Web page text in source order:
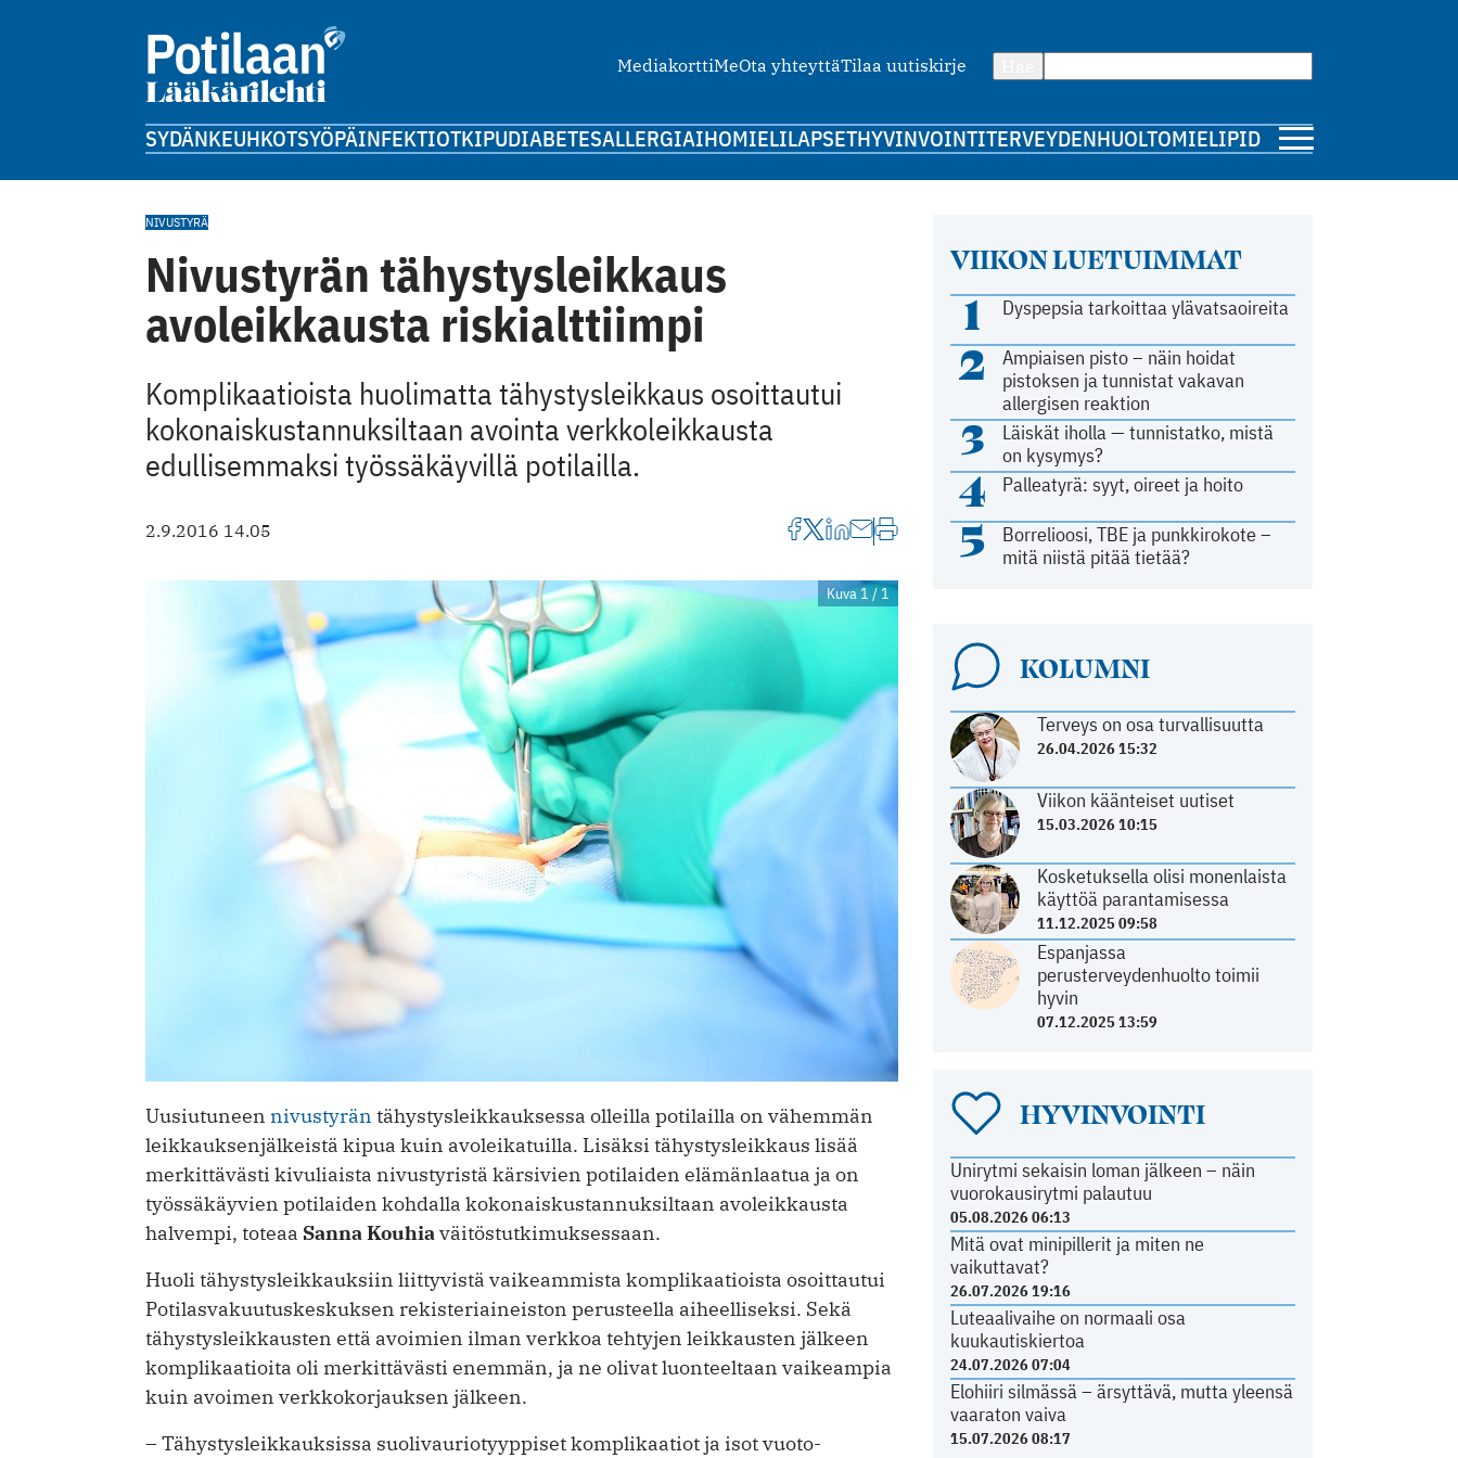
MediakorttiMeOta yhteyttäTilaa uutiskirje
SYDÄNKEUHKOTSYÖPÄINFEKTIOTKIPUDIABETESALLERGIAIHOMIELILAPSETHYVINVOINTITERVEYDENHUOLTOMIELIPIDE
VIIKON LUETUIMMAT
1 Dyspepsia tarkoittaa ylävatsaoireita
2
Ampiaisen pisto – näin hoidat
pistoksen ja tunnistat vakavan
allergisen reaktion
3
Läiskät iholla — tunnistatko, mistä
on kysymys?
4 Palleatyrä: syyt, oireet ja hoito
5
Borrelioosi, TBE ja punkkirokote –
mitä niistä pitää tietää?
KOLUMNI
Terveys on osa turvallisuutta
26.04.2026 15:32
Viikon käänteiset uutiset
15.03.2026 10:15
Kosketuksella olisi monenlaista
käyttöä parantamisessa
11.12.2025 09:58
Espanjassa
perusterveydenhuolto toimii
hyvin
07.12.2025 13:59
HYVINVOINTI
Unirytmi sekaisin loman jälkeen – näin
vuorokausirytmi palautuu
05.08.2026 06:13
Mitä ovat minipillerit ja miten ne
vaikuttavat?
26.07.2026 19:16
Luteaalivaihe on normaali osa
kuukautiskiertoa
24.07.2026 07:04
Elohiiri silmässä – ärsyttävä, mutta yleensä
vaaraton vaiva
15.07.2026 08:17
NIVUSTYRÄ
Nivustyrän tähystysleikkaus
avoleikkausta riskialttiimpi
Komplikaatioista huolimatta tähystysleikkaus osoittautui
kokonaiskustannuksiltaan avointa verkkoleikkausta
edullisemmaksi työssäkäyvillä potilailla.
2.9.2016 14.05
Kuva 1 / 1
Uusiutuneen nivustyrän tähystysleikkauksessa olleilla potilailla on vähemmän
leikkauksenjälkeistä kipua kuin avoleikatuilla. Lisäksi tähystysleikkaus lisää
merkittävästi kivuliaista nivustyristä kärsivien potilaiden elämänlaatua ja on
työssäkäyvien potilaiden kohdalla kokonaiskustannuksiltaan avoleikkausta
halvempi, toteaa Sanna Kouhiaväitöstutkimuksessaan.
Huoli tähystysleikkauksiin liittyvistä vaikeammista komplikaatioista osoittautui
Potilasvakuutuskeskuksen rekisteriaineiston perusteella aiheelliseksi. Sekä
tähystysleikkausten että avoimien ilman verkkoa tehtyjen leikkausten jälkeen
komplikaatioita oli merkittävästi enemmän, ja ne olivat luonteeltaan vaikeampia
kuin avoimen verkkokorjauksen jälkeen.
– Tähystysleikkauksissa suolivauriotyyppiset komplikaatiot ja isot vuoto-